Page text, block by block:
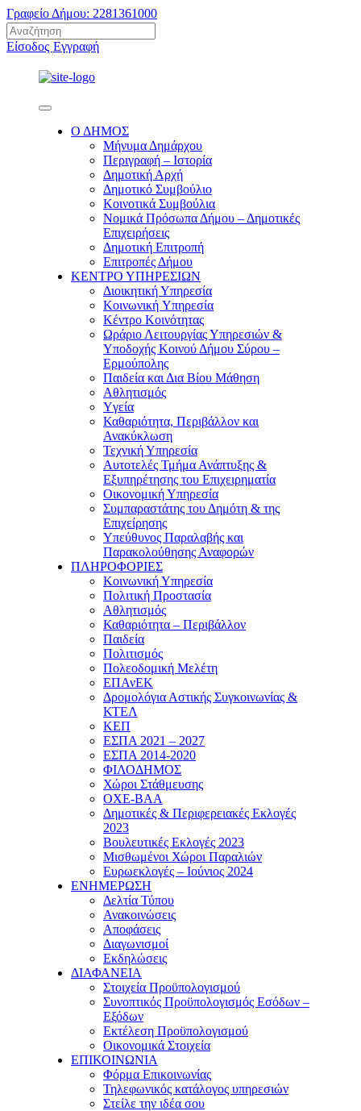
Γραφείο Δήμου: 2281361000
Είσοδος Εγγραφή
Ο ΔΗΜΟΣ
Μήνυμα Δημάρχου
Περιγραφή – Ιστορία
Δημοτική Αρχή
Δημοτικό Συμβούλιο
Κοινοτικά Συμβούλια
Νομικά Πρόσωπα Δήμου – Δημοτικές
Επιχειρήσεις
Δημοτική Επιτροπή
Επιτροπές Δήμου
ΚΕΝΤΡΟ ΥΠΗΡΕΣΙΩΝ
Διοικητική Υπηρεσία
Κοινωνική Yπηρεσία
Κέντρο Κοινότητας
Ωράριο Λειτουργίας Υπηρεσιών &
Υποδοχής Κοινού Δήμου Σύρου –
Ερμούπολης
Παιδεία και Δια Βίου Μάθηση
Αθλητισμός
Yγεία
Καθαριότητα, Περιβάλλον και
Ανακύκλωση
Τεχνική Υπηρεσία
Αυτοτελές Τμήμα Ανάπτυξης &
Εξυπηρέτησης του Επιχειρηματία
Οικονομική Υπηρεσία
Συμπαραστάτης του Δημότη & της
Επιχείρησης
Υπεύθυνος Παραλαβής και
Παρακολούθησης Αναφορών
ΠΛΗΡΟΦΟΡΙΕΣ
Κοινωνική Υπηρεσία
Πολιτική Προστασία
Αθλητισμός
Καθαριότητα – Περιβάλλον
Παιδεία
Πολιτισμός
Πολεοδομική Μελέτη
ΕΠΑνΕΚ
Δρομολόγια Αστικής Συγκοινωνίας &
ΚΤΕΛ
ΚΕΠ
ΕΣΠΑ 2021 – 2027
ΕΣΠΑ 2014-2020
ΦΙΛΟΔΗΜΟΣ
Χώροι Στάθμευσης
ΟΧΕ-ΒΑΑ
Δημοτικές & Περιφερειακές Εκλογές
2023
Βουλευτικές Εκλογές 2023
Μισθωμένοι Χώροι Παραλιών
Ευρωεκλογές – Ιούνιος 2024
ΕΝΗΜΕΡΩΣΗ
Δελτία Τύπου
Ανακοινώσεις
Αποφάσεις
Διαγωνισμοί
Εκδηλώσεις
ΔΙΑΦΑΝΕΙΑ
Στοιχεία Προϋπολογισμού
Συνοπτικός Προϋπολογισμός Εσόδων –
Εξόδων
Εκτέλεση Προϋπολογισμού
Οικονομικά Στοιχεία
ΕΠΙΚΟΙΝΩΝΙΑ
Φόρμα Επικοινωνίας
Τηλεφωνικός κατάλογος υπηρεσιών
Στείλε την ιδέα σου